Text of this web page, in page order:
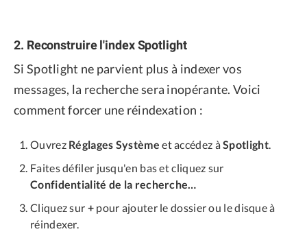
2. Reconstruire l'index Spotlight
Si Spotlight ne parvient plus à indexer vos
messages, la recherche sera inopérante. Voici
comment forcer une réindexation :
Ouvrez Réglages Système et accédez àSpotlight.
Faites défiler jusqu'en bas et cliquez sur
Confidentialité de la recherche…
Cliquez sur +pour ajouter le dossier ou le disque à
réindexer.